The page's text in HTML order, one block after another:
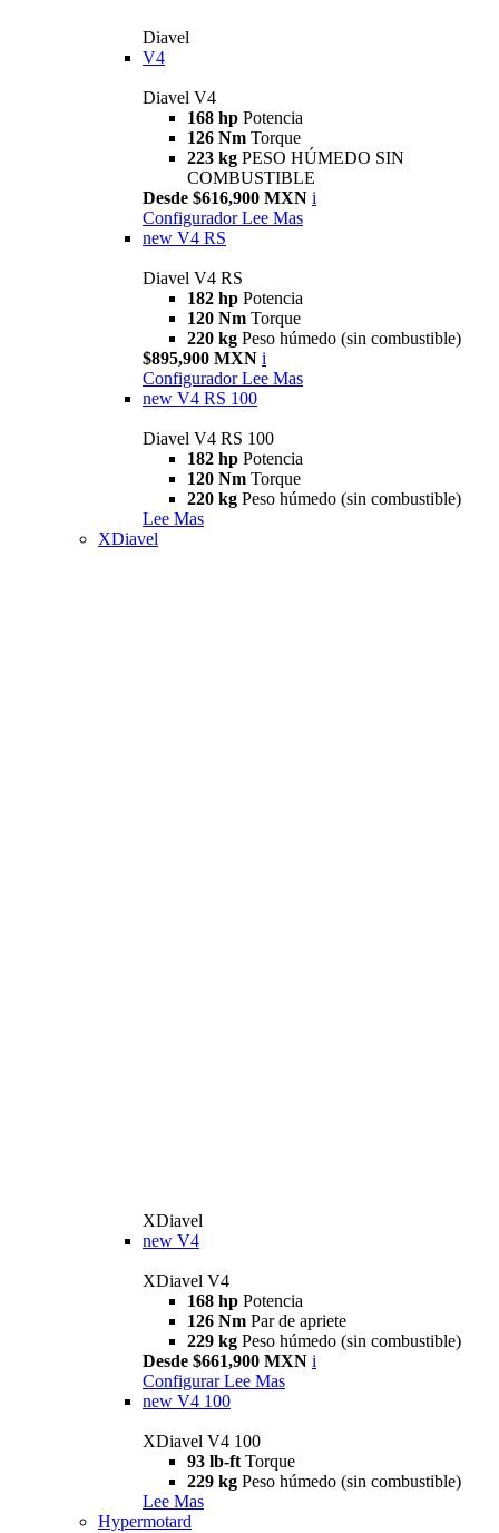
Diavel
V4
Diavel V4
168 hp Potencia
126 Nm Torque
223 kg PESO HÚMEDO SIN
COMBUSTIBLE
Desde $616,900 MXN i
Configurador Lee Mas
new V4 RS
Diavel V4 RS
182 hp Potencia
120 Nm Torque
220 kg Peso húmedo (sin combustible)
$895,900 MXN i
Configurador Lee Mas
new V4 RS 100
Diavel V4 RS 100
182 hp Potencia
120 Nm Torque
220 kg Peso húmedo (sin combustible)
Lee Mas
XDiavel
XDiavel
new V4
XDiavel V4
168 hp Potencia
126 Nm Par de apriete
229 kg Peso húmedo (sin combustible)
Desde $661,900 MXN i
Configurar Lee Mas
new V4 100
XDiavel V4 100
93 lb-ft Torque
229 kg Peso húmedo (sin combustible)
Lee Mas
Hypermotard